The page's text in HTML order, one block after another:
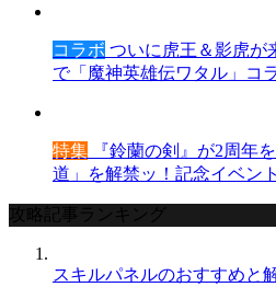
コラボ ついに虎王＆影虎が
で「魔神英雄伝ワタル」コ
特集 『鈴蘭の剣』が2周年
道」を解禁ッ！記念イベン
攻略記事ランキング
スキルパネルのおすすめと